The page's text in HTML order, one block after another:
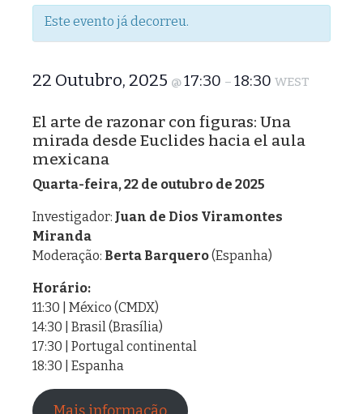
Este evento já decorreu.
22 Outubro, 2025 @17:30 – 18:30 WEST
El arte de razonar con figuras: Una
mirada desde Euclides hacia el aula
mexicana
Quarta-feira, 22 de outubro de 2025
Investigador: Juan de Dios Viramontes
Miranda
Moderação: Berta Barquero(Espanha)
Horário:
11:30 | México (CMDX)
14:30 | Brasil (Brasília)
17:30 | Portugal continental
18:30 | Espanha